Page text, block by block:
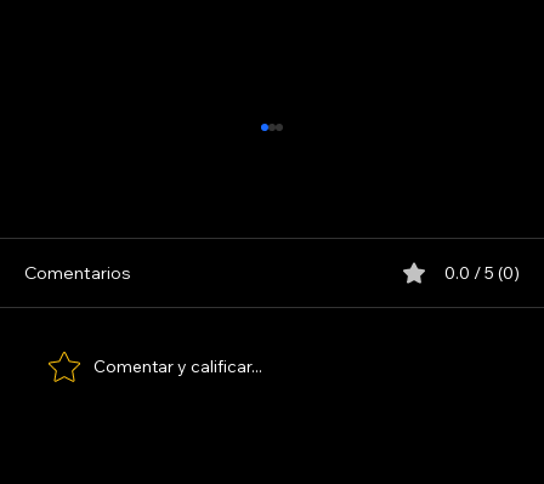
Comentarios 0.0 / 5 (0)
Comentar y calificar...